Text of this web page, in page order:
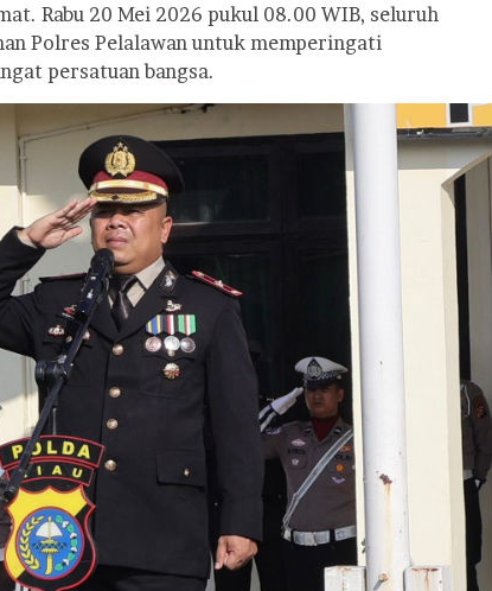
Rabu 20 Mei 2026 pukul 08.00 WIB, seluruh
Polres Pelalawan untuk memperingati
persatuan bangsa.